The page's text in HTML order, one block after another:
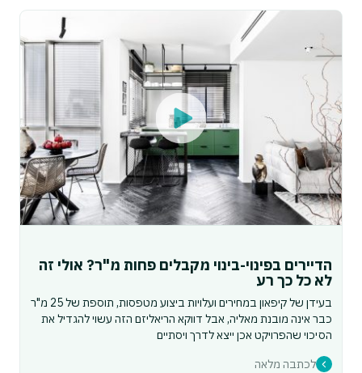
הדיירים בפינוי-בינוי מקבלים פחות מ"ר? אולי זה
לא כל כך רע
בעידן של קיפאון במחירים ועלויות ביצוע מטפסות, תוספת של 25 מ"ר
כבר אינה מובנת מאליה, אבל דווקא הריאליזם הזה עשוי להגדיל את
הסיכוי שהפרויקט אכן ייצא לדרך ויסתיים
לכתבה מלאה